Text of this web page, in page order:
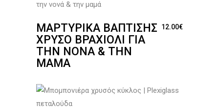
ΜΑΡΤΥΡΙΚΆ ΒΆΠΤΙΣΗΣ
ΧΡΥΣΌ ΒΡΑΧΙΌΛΙ ΓΙΑ
ΤΗΝ ΝΟΝΆ & ΤΗΝ
ΜΑΜΆ
12.00€